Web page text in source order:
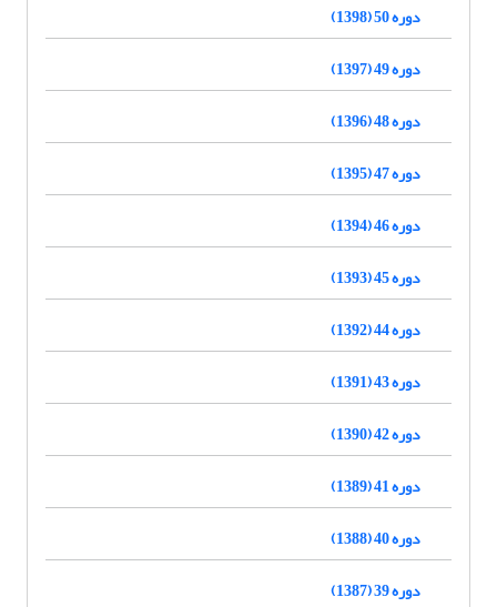
دوره 50 (1398)
دوره 49 (1397)
دوره 48 (1396)
دوره 47 (1395)
دوره 46 (1394)
دوره 45 (1393)
دوره 44 (1392)
دوره 43 (1391)
دوره 42 (1390)
دوره 41 (1389)
دوره 40 (1388)
دوره 39 (1387)